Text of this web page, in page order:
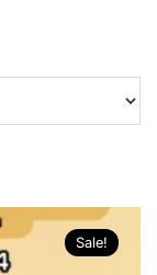
Sale!